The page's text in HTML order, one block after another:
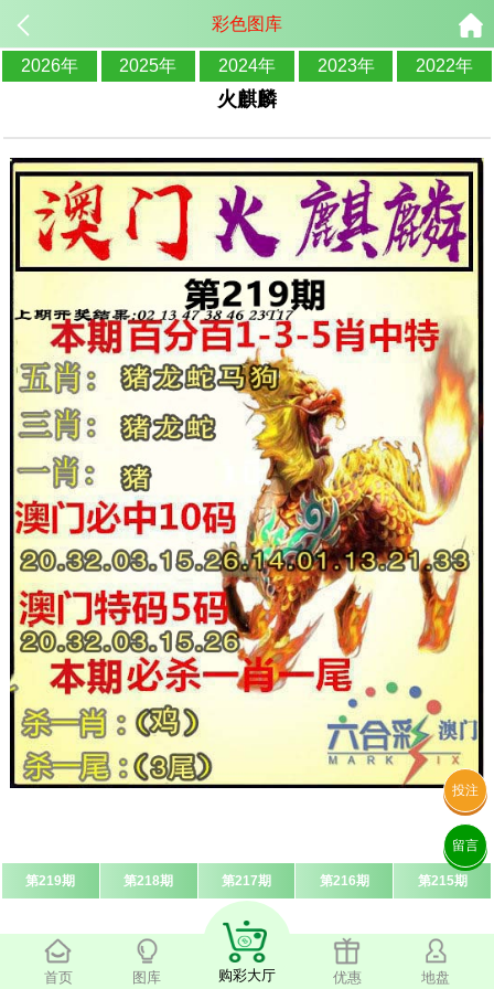
彩色图库
2026年 2025年 2024年 2023年 2022年
火麒麟
第219期 第218期 第217期 第216期 第215期
首页 图库 购彩大厅 优惠 地盘
投注
留言